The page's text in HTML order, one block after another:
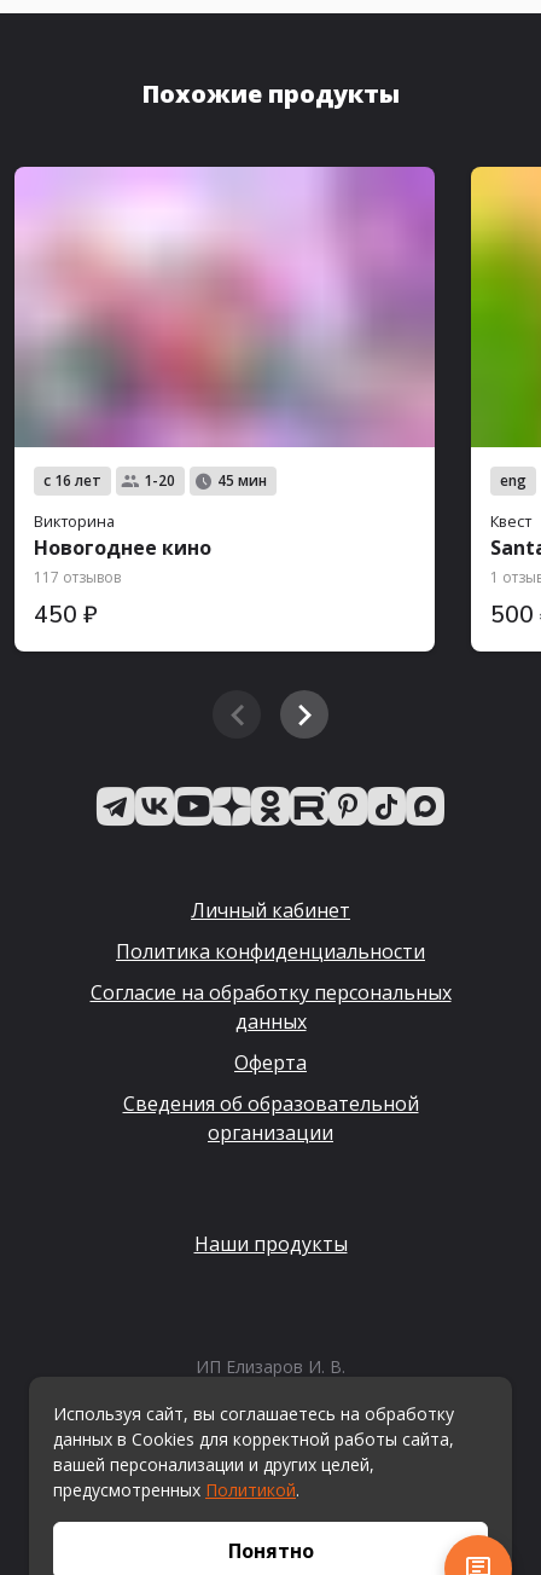
Похожие продукты
с 16 лет 1-20 45 мин
Викторина
Новогоднее кино
117 отзывов
450 ₽
eng
Квест
1
500
Личный кабинет
Политика конфиденциальности
Согласие на обработку персональных
данных
Оферта
Сведения об образовательной
организации
Наши продукты
ИП Елизаров И. В.
ОГРНИП: 315665800057162
Эл. почта:info@kvestiks.ru
© Квестикс, 2026
Используя сайт, вы соглашаетесь на обработку
данных в Cookies для корректной работы сайта,
вашей персонализации и других целей,
предусмотренных Политикой.
Понятно